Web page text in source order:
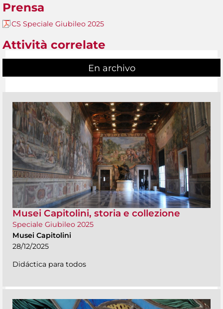
Prensa
CS Speciale Giubileo 2025
Attività correlate
En archivo
Musei Capitolini, storia e collezione
Speciale Giubileo 2025
Musei Capitolini
28/12/2025
Didáctica para todos